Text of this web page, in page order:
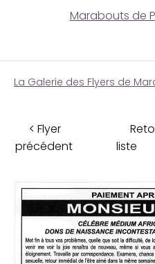
Marabouts de
La Galerie des Flyers de
< Flyer
précédent
liste